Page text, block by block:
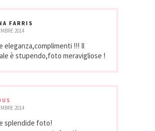
FARRIS
2014
eleganza,complimenti !!! Il
è stupendo,foto meravigliose !
2014
splendide foto!